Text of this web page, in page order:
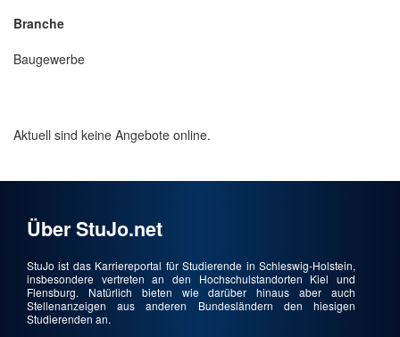
Branche
Baugewerbe
Aktuell sind keine Angebote online.
Über StuJo.net
StuJo ist das Karriereportal für Studierende in Schleswig-Holstein,
insbesondere vertreten an den Hochschulstandorten Kiel und
Flensburg. Natürlich bieten wie darüber hinaus aber auch
Stellenanzeigen aus anderen Bundesländern den hiesigen
Studierenden an.